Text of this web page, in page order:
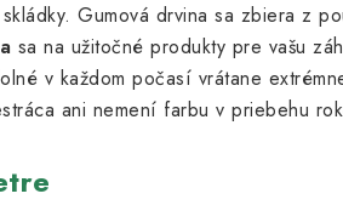
Gumová drvina sa zbiera z
sa na užitočné produkty pre vašu
v každom počasí vrátane
ani nemení farbu v priebehu